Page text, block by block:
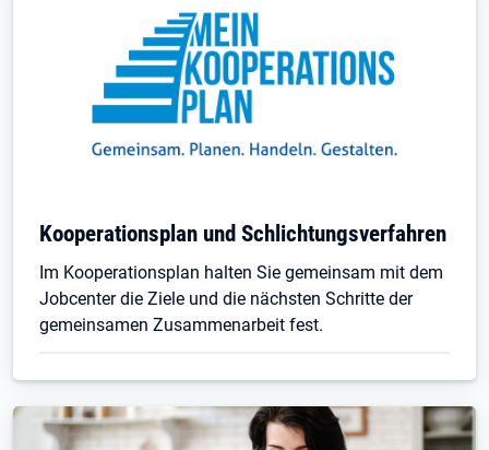
Kooperationsplan und Schlichtungsverfahren
Im Kooperationsplan halten Sie gemeinsam mit dem
Jobcenter die Ziele und die nächsten Schritte der
gemeinsamen Zusammenarbeit fest.